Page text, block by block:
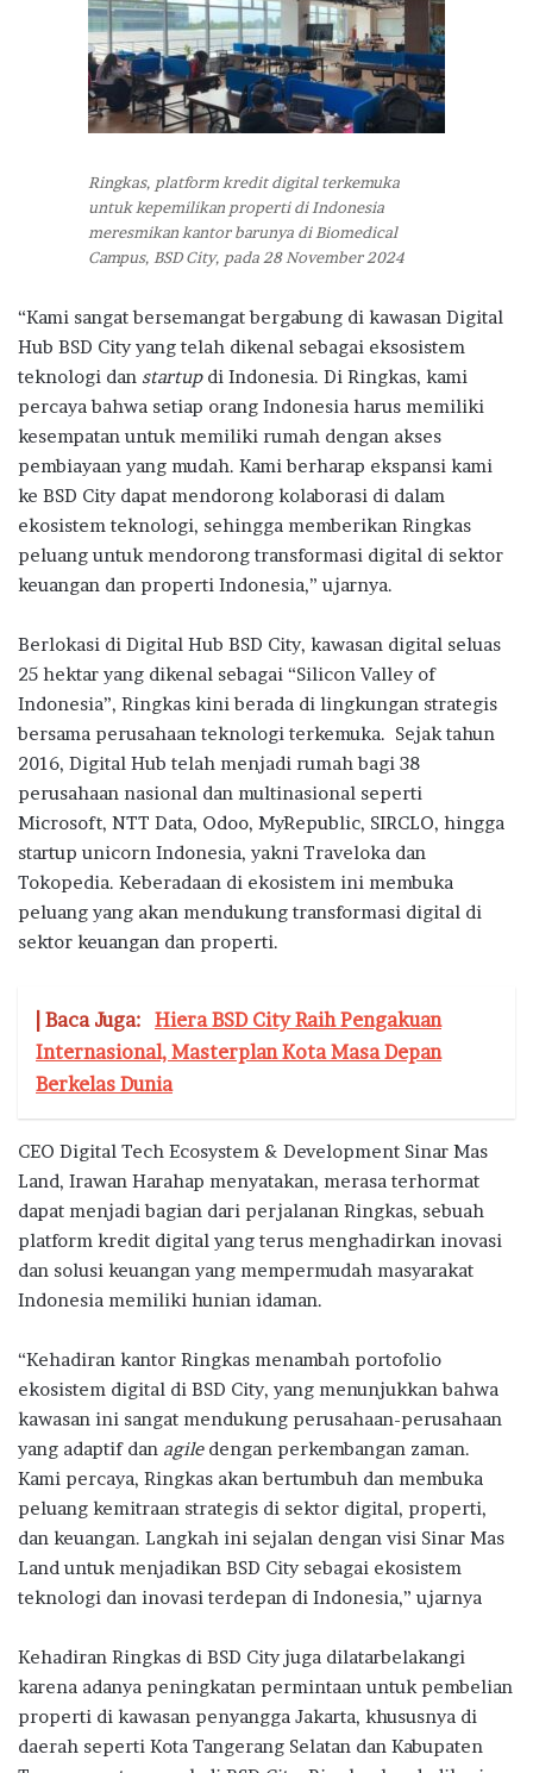
Ringkas, platform kredit digital terkemuka
untuk kepemilikan properti di Indonesia
meresmikan kantor barunya di Biomedical
Campus, BSD City, pada 28 November 2024
“Kami sangat bersemangat bergabung di kawasan Digital
Hub BSD City yang telah dikenal sebagai eksosistem
teknologi dan startupdi Indonesia. Di Ringkas, kami
percaya bahwa setiap orang Indonesia harus memiliki
kesempatan untuk memiliki rumah dengan akses
pembiayaan yang mudah. Kami berharap ekspansi kami
ke BSD City dapat mendorong kolaborasi di dalam
ekosistem teknologi, sehingga memberikan Ringkas
peluang untuk mendorong transformasi digital di sektor
keuangan dan properti Indonesia,” ujarnya.
Berlokasi di Digital Hub BSD City, kawasan digital seluas
25 hektar yang dikenal sebagai “Silicon Valley of
Indonesia”, Ringkas kini berada di lingkungan strategis
bersama perusahaan teknologi terkemuka. Sejak tahun
2016, Digital Hub telah menjadi rumah bagi 38
perusahaan nasional dan multinasional seperti
Microsoft, NTT Data, Odoo, MyRepublic, SIRCLO, hingga
startup unicorn Indonesia, yakni Traveloka dan
Tokopedia. Keberadaan di ekosistem ini membuka
peluang yang akan mendukung transformasi digital di
sektor keuangan dan properti.
| Baca Juga: Hiera BSD City Raih Pengakuan
Internasional, Masterplan Kota Masa Depan
Berkelas Dunia
CEO Digital Tech Ecosystem & Development Sinar Mas
Land, Irawan Harahap menyatakan, merasa terhormat
dapat menjadi bagian dari perjalanan Ringkas, sebuah
platform kredit digital yang terus menghadirkan inovasi
dan solusi keuangan yang mempermudah masyarakat
Indonesia memiliki hunian idaman.
“Kehadiran kantor Ringkas menambah portofolio
ekosistem digital di BSD City, yang menunjukkan bahwa
kawasan ini sangat mendukung perusahaan-perusahaan
yang adaptif dan agile dengan perkembangan zaman.
Kami percaya, Ringkas akan bertumbuh dan membuka
peluang kemitraan strategis di sektor digital, properti,
dan keuangan. Langkah ini sejalan dengan visi Sinar Mas
Land untuk menjadikan BSD City sebagai ekosistem
teknologi dan inovasi terdepan di Indonesia,” ujarnya
Kehadiran Ringkas di BSD City juga dilatarbelakangi
karena adanya peningkatan permintaan untuk pembelian
properti di kawasan penyangga Jakarta, khususnya di
daerah seperti Kota Tangerang Selatan dan Kabupaten